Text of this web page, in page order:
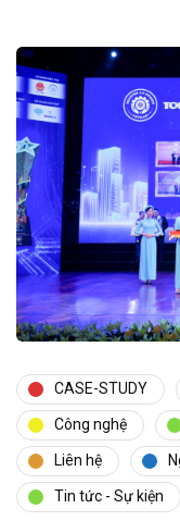
CASE-STUDY
Công nghệ
Liên hệ
Tin tức - Sự kiện